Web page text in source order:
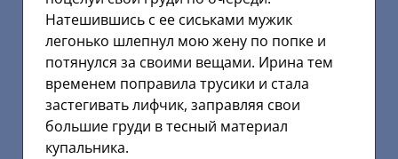
Натешившись с ее сиськами мужик
легонько шлепнул мою жену по попке и
потянулся за своими вещами. Ирина тем
временем поправила трусики и стала
застегивать лифчик, заправляя свои
большие груди в тесный материал
купальника.